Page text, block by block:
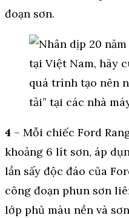
đoạn sơn.
4 – Mỗi chiếc Ford
khoảng 6 lít sơn, áp
lần sấy độc đáo của
công đoạn phun sơn
lớp phủ màu nền và